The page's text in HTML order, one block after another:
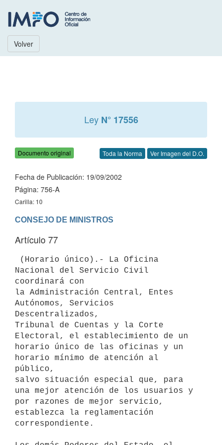
Volver
Ley N° 17556
Documento original Toda la Norma Ver Imagen del D.O.
Fecha de Publicación: 19/09/2002
Página: 756-A
Carilla: 10
CONSEJO DE MINISTROS
Artículo 77
Nacional del Servicio Civil
coordinará con
la Administración Central, Entes
Autónomos, Servicios
Descentralizados,
Tribunal de Cuentas y la Corte
Electoral, el establecimiento de un
horario único de las oficinas y un
horario mínimo de atención al
público,
salvo situación especial que, para
una mejor atención de los usuarios y
por razones de mejor servicio,
establezca la reglamentación
correspondiente.